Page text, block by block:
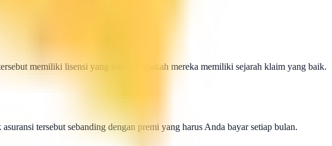
memiliki lisensi yang sah dan apakah mereka memiliki sejarah klaim yang baik.
tersebut sebanding dengan premi yang harus Anda bayar setiap bulan.